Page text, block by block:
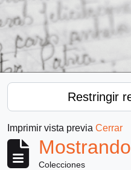
Restringir
Imprimir vista previa Cerrar
Colecciones